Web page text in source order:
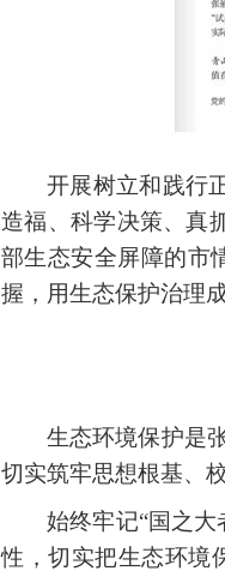
开展树立和践行
造福、科学决策、真
部生态安全屏障的市
握，用生态保护治理
生态环境保护是
切实筑牢思想根基、
始终牢记“国之
性，切实把生态环境